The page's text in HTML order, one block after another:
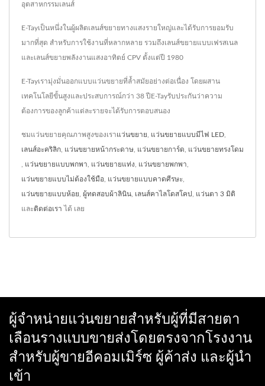
อุตสาหกรรมเลนส์
E-Tayเป็นหนึ่งในผู้ผลิตเลนส์ขยายทางแสงรายใหญ่และได้รับการยอมรับ
มากที่สุด สำหรับการใช้งานที่หลากหลาย รวมถึงเลนส์ขยายแบบเฟรสเนล
และเลนส์ขยายพลังงานแสงอาทิตย์ CPV ตั้งแต่ปี 1980
E-Tayเรามุ่งมั่นออกแบบแว่นขยายที่ล้ำสมัยอย่างต่อเนื่อง โดยผสาน
เทคโนโลยีขั้นสูงและประสบการณ์กว่า 38 ปีE-Tayรับประกันว่าความ
ต้องการของลูกค้าแต่ละรายจะได้รับการตอบสนอง
ชมแว่นขยายคุณภาพสูงของเราแว่นขยาย แว่นขยายแบบมีไฟ LED
เลนส์อะคริลิก แว่นขยายหน้ากระดาษ แว่นขยายการ์ด แว่นขยายทรงโดม
แว่นขยายแบบพกพา แว่นขยายแท่ง แว่นขยายพกพา
แว่นขยายแบบไม่ต้องใช้มือ แว่นขยายแบบคาดศีรษะ
แว่นขยายแบบห้อย ผู้ทดสอบผ้าลินิน เลนส์คาไลโดสโคป แว่นตา 3 มิติ
และติดต่อเรา ได้ เลย
ผู้จำหน่ายแว่นขยายสำหรับผู้ที่มีสายตา
เลือนรางแบบขายส่งโดยตรงจากโรงงาน
สำหรับผู้ขายอีคอมเมิร์ซ ผู้ค้าส่ง และผู้นำ
เข้า